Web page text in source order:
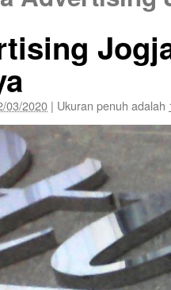
03/2020 | Ukuran penuh adalah